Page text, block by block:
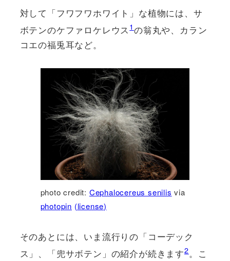
対して「フワフワホワイト」な植物には、サ
ボテンのケファロケレウス1 の翁丸や、カラン
コエの福兎耳など。
photo credit: Cephalocereus senilis via
photopin (license)
そのあとには、いま流行りの「コーデック
ス」、「兜サボテン」の紹介が続きます2。こ